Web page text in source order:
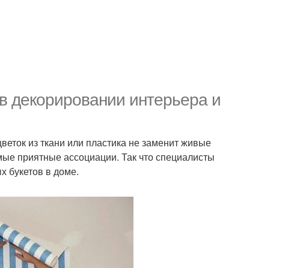
декорировании интерьера и
из ткани или пластика не заменит живые
приятные ассоциации. Так что специалисты
букетов в доме.